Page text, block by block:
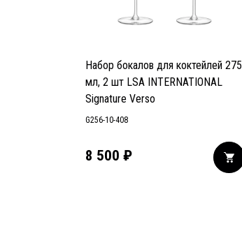
Набор бокалов для коктейлей 275
мл, 2 шт LSA INTERNATIONAL
Signature Verso
G256-10-408
8 500 ₽